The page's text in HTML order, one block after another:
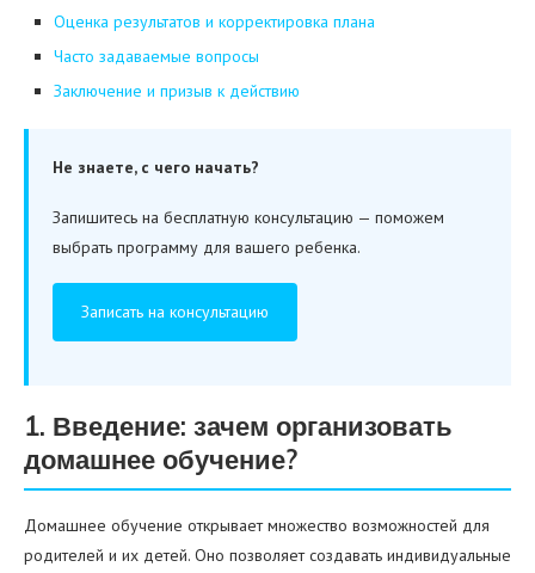
Оценка результатов и корректировка плана
Часто задаваемые вопросы
Заключение и призыв к действию
Не знаете, с чего начать?
Запишитесь на бесплатную консультацию — поможем
выбрать программу для вашего ребенка.
Записать на консультацию
1. Введение: зачем организовать
домашнее обучение?
Домашнее обучение открывает множество возможностей для
родителей и их детей. Оно позволяет создавать индивидуальные